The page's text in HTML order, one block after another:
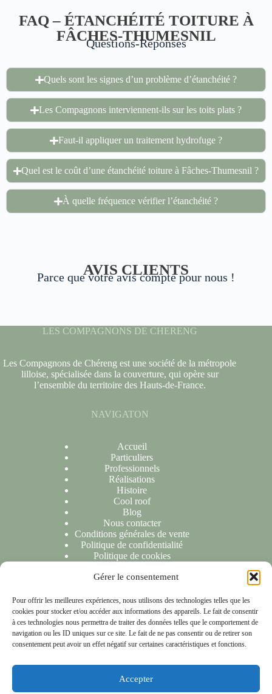
Gérer le consentement
Pour offrir les meilleures expériences, nous utilisons des technologies telles que les
cookies pour stocker et/ou accéder aux informations des appareils. Le fait de consentir
à ces technologies nous permettra de traiter des données telles que le comportement de
navigation ou les ID uniques sur ce site. Le fait de ne pas consentir ou de retirer son
consentement peut avoir un effet négatif sur certaines caractéristiques et fonctions.
Accepter
FAQ – ÉTANCHÉITÉ TOITURE À
FÂCHES-THUMESNIL
Questions-Réponses
Quels sont les signes d’un problème d’étanchéité ?
Les Compagnons interviennent-ils sur les toits plats ?
Faut-il appliquer un traitement hydrofuge ?
Quel est le coût d’une étanchéité toiture à Fâches-Thumesnil ?
À quelle fréquence vérifier l’étanchéité ?
AVIS CLIENTS
Parce que votre avis compte pour nous !
LES COMPAGNONS DE CHERENG
Les Compagnons de Chéreng est une société de la métropole
lilloise, spécialisée dans la couverture, qui opère sur
l’ensemble du territoire des Hauts-de-France.
NAVIGATON
Accueil
Particuliers
Professionnels
Réalisations
Histoire
Cool roof
Blog
Nous contacter
Conditions générales de vente
Politique de confidentialité
Politique de cookies
Nous sommes ravis de répondre à toutes vos demandes ou
questions. N'hésitez pas à nous contacter et nous vous
répondrons dans les 24 heures suivant la réception de votre
message.
NOTRE LOCALISATION